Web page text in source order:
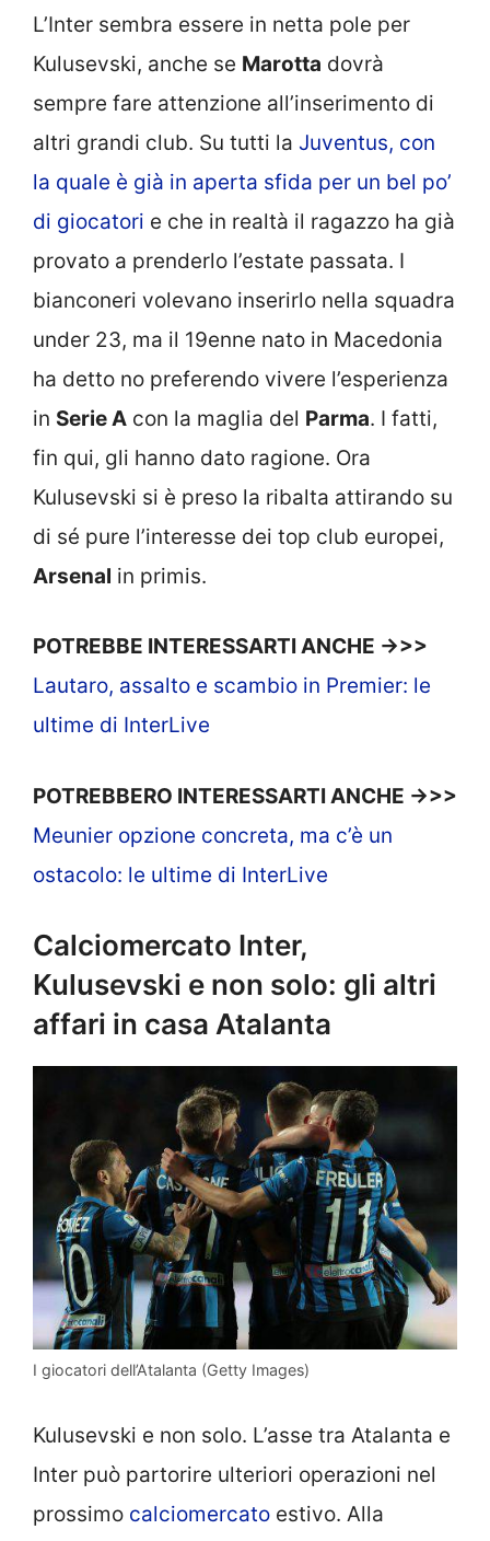
L’Inter sembra essere in netta pole per
Kulusevski, anche se Marotta dovrà
sempre fare attenzione all’inserimento di
altri grandi club. Su tutti la Juventus, con
la quale è già in aperta sfida per un bel po’
di giocatori e che in realtà il ragazzo ha già
provato a prenderlo l’estate passata. I
bianconeri volevano inserirlo nella squadra
under 23, ma il 19enne nato in Macedonia
ha detto no preferendo vivere l’esperienza
in Serie A con la maglia del Parma. I fatti,
fin qui, gli hanno dato ragione. Ora
Kulusevski si è preso la ribalta attirando su
di sé pure l’interesse dei top club europei,
Arsenal in primis.
POTREBBE INTERESSARTI ANCHE ->>>
Lautaro, assalto e scambio in Premier: le
ultime di InterLive
POTREBBERO INTERESSARTI ANCHE ->>>
Meunier opzione concreta, ma c’è un
ostacolo: le ultime di InterLive
Calciomercato Inter,
Kulusevski e non solo: gli altri
affari in casa Atalanta
I giocatori dell’Atalanta (Getty Images)
Kulusevski e non solo. L’asse tra Atalanta e
Inter può partorire ulteriori operazioni nel
prossimo calciomercato estivo. Alla